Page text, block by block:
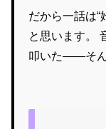
だから一話は“
と思います。
叩いた——そん